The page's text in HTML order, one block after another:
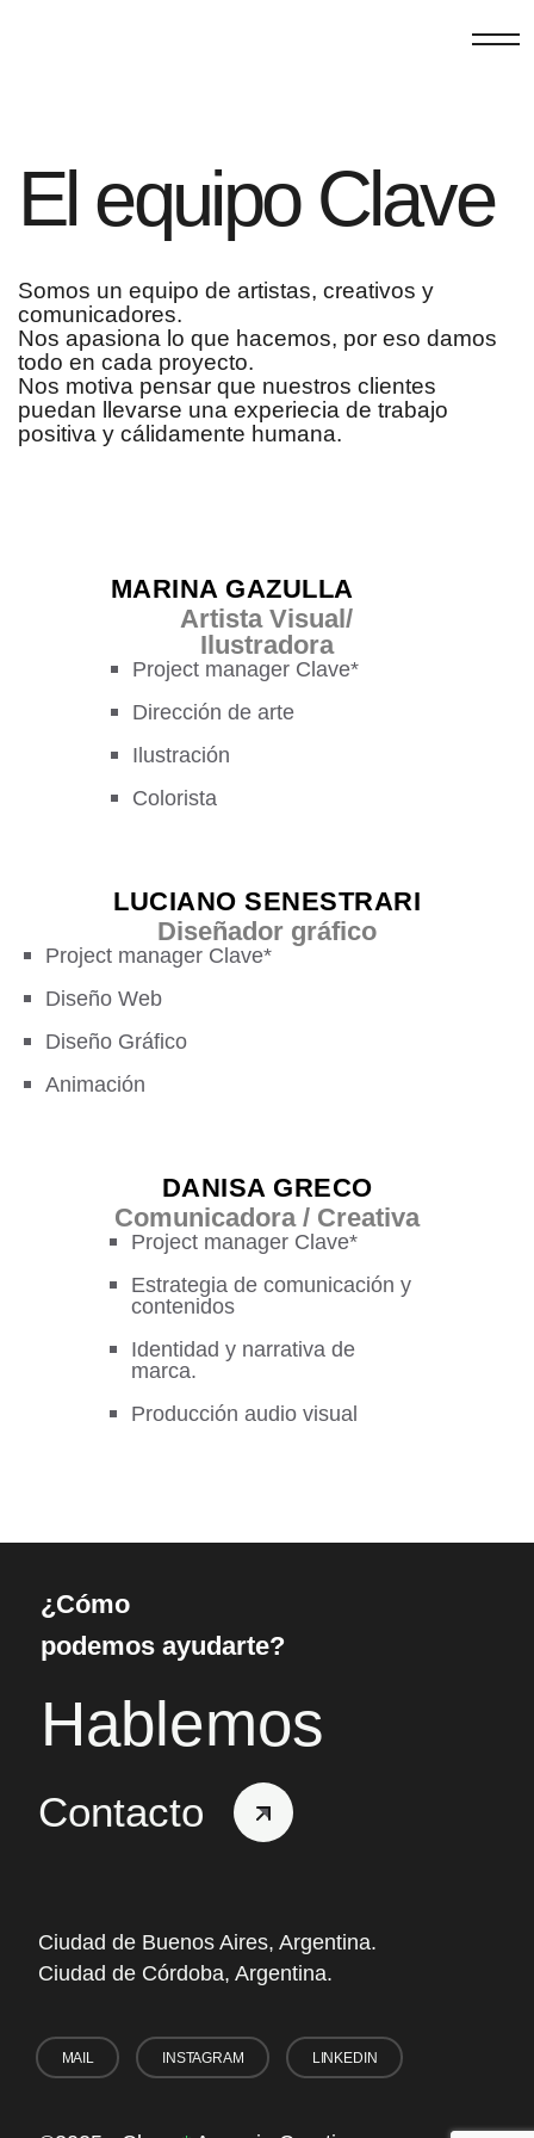
El equipo Clave
Somos un equipo de artistas, creativos y
comunicadores.
Nos apasiona lo que hacemos, por eso damos
todo en cada proyecto.
Nos motiva pensar que nuestros clientes
puedan llevarse una experiecia de trabajo
positiva y cálidamente humana.
DANISA GRECO
Comunicadora / Creativa
Project manager Clave*
Estrategia de comunicación y
contenidos
Identidad y narrativa de
marca.
Producción audio visual
LUCIANO SENESTRARI
Diseñador gráfico
Project manager Clave*
Diseño Web
Diseño Gráfico
Animación
MARINA GAZULLA
Artista Visual/
Ilustradora
Project manager Clave*
Dirección de arte
Ilustración
Colorista
¿Cómo
podemos ayudarte?
Hablemos
Contacto
Ciudad de Buenos Aires, Argentina.
Ciudad de Córdoba, Argentina.
MAIL INSTAGRAM LINKEDIN